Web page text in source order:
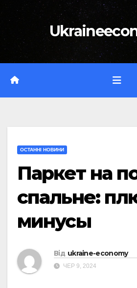
Перейти
ОСТАННІ НОВИНИ
Паркет на
спальне:
минусы
Від ukraine-economy
ЧЕР 9, 2024